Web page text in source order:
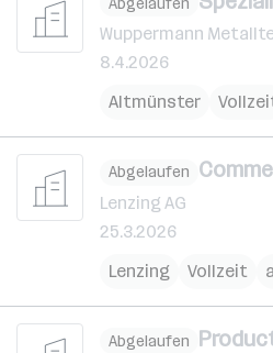
Wuppermann
8.4.2026
Altmünster
Abgelaufen
Lenzing AG
25.3.2026
Lenzing
Vollzeit
Abgelaufen